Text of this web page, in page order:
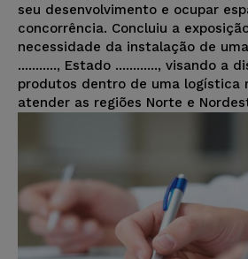
seu desenvolvimento e ocupar
concorrência. Concluiu a
necessidade da instalação de
..........., Estado ............, visando a
produtos dentro de uma logística
atender as regiões Norte e